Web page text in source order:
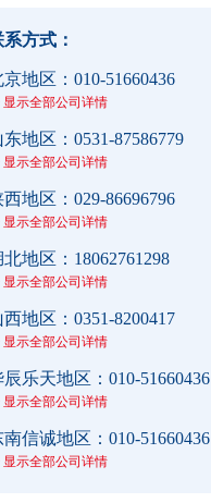
系方式：
地区： 010-51660436
显示全部公司详情
东地区： 0531-87586779
显示全部公司详情
西地区： 029-86696796
显示全部公司详情
地区： 18062761298
显示全部公司详情
西地区： 0351-8200417
显示全部公司详情
辰乐天地区： 010-51660436
显示全部公司详情
南信诚地区： 010-51660436
显示全部公司详情